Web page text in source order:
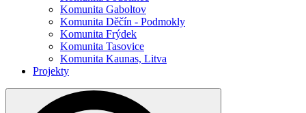
Komunita Gaboltov
Komunita Děčín - Podmokly
Komunita Frýdek
Komunita Tasovice
Komunita Kaunas, Litva
Projekty